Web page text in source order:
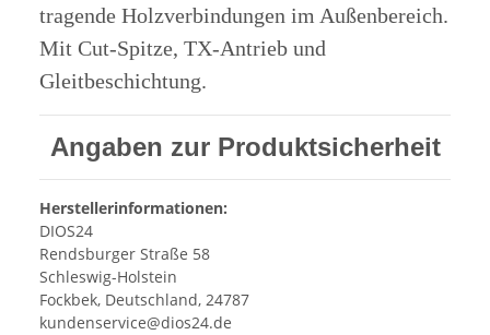
tragende Holzverbindungen im Außenbereich.
Mit Cut-Spitze, TX-Antrieb und
Gleitbeschichtung.
Angaben zur Produktsicherheit
Herstellerinformationen:
DIOS24
Rendsburger Straße 58
Schleswig-Holstein
Fockbek, Deutschland, 24787
kundenservice@dios24.de